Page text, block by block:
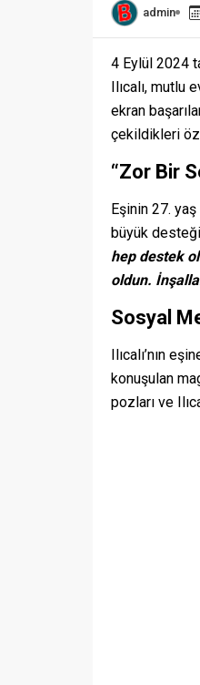
admin
4 Eylül 2024
Ilıcalı, mutlu
ekran
çekildikleri
“Zor Bir
Eşinin 27.
büyük
hep destek
oldun.
Sosyal
Ilıcalı’nın
konuşulan
pozları ve